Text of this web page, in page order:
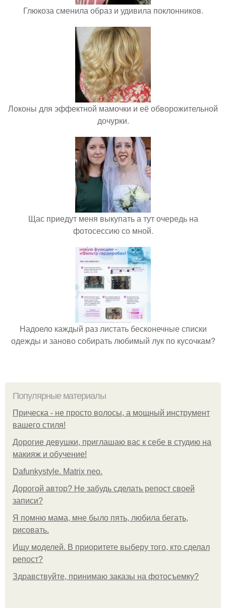
Глюкоза сменила образ и удивила поклонников.
Локоны для эффектной мамочки и её обворожительной
дочурки.
Щас приедут меня выкупать а тут очередь на
фотосессию со мной.
Надоело каждый раз листать бесконечные списки
одежды и заново собирать любимый лук по кусочкам?
Популярные материалы
Прическа - не просто волосы, а мощный инструмент
вашего стиля!
Дорогие девушки, приглашаю вас к себе в студию на
макияж и обучение!
Dafunkystyle. Matrix neo.
Дорогой автор? Не забудь сделать репост своей
записи?
Я помню мама, мне было пять, любила бегать,
рисовать.
Ищу моделей. В приоритете выберу того, кто сделал
репост?
Здравствуйте, принимаю заказы на фотосъемку?